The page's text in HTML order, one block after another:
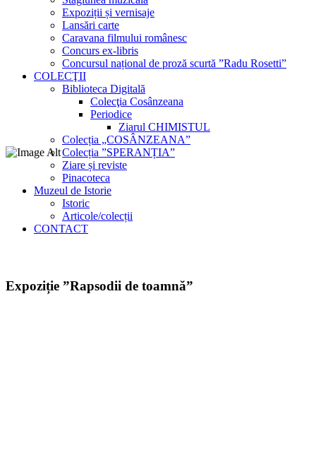
Expoziții și vernisaje
Lansări carte
Caravana filmului românesc
Concurs ex-libris
Concursul național de proză scurtă ”Radu Rosetti”
COLECŢII
Biblioteca Digitală
Colecţia Cosânzeana
Periodice
Ziarul CHIMISTUL
Colecția „COSÂNZEANA”
Colecția ”SPERANȚIA”
Ziare și reviste
Pinacoteca
Muzeul de Istorie
Istoric
Articole/colecții
CONTACT
Expoziție ”Rapsodii de toamnă”